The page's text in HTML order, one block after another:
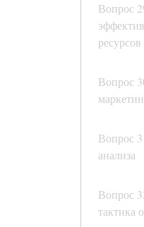
Вопрос
ресурсов
Вопрос
Вопрос
анализа
Вопрос
тактика